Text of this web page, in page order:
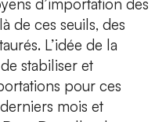
de ces seuils, des
L’idée de la
stabiliser et
pour ces
mois et